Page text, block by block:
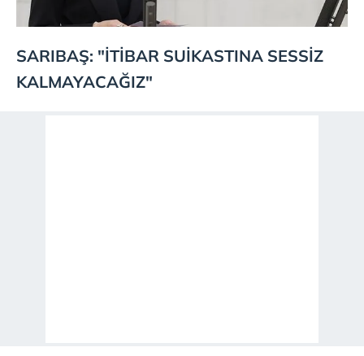
SARIBAŞ: "İTİBAR SUİKASTINA SESSİZ
KALMAYACAĞIZ"